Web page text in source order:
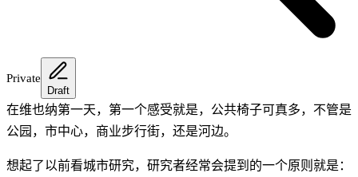
Private
Draft
在维也纳第一天，第一个感受就是，公共椅子可真多，不管是
公园，市中心，商业步行街，还是河边。
想起了以前看城市研究，研究者经常会提到的一个原则就是：